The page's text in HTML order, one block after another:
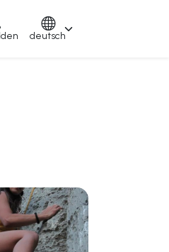
deutsch